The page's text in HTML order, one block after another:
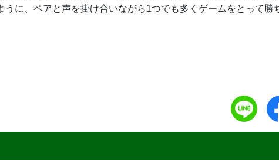
に、ペアと声を掛け合いながら1つでも多くゲームをとって勝